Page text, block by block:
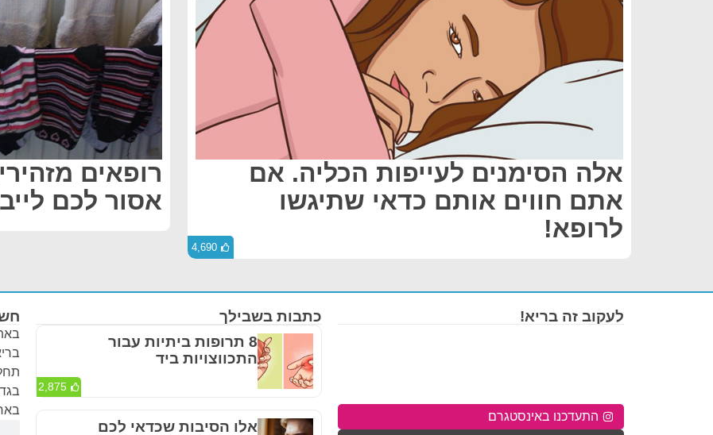
אלה הסימנים לעייפות הכליה. אם
אתם חווים אותם כדאי שתיגשו
לרופא!
4,690
רופאים
אסור לכם
כתבות בשבילך
8 תרופות ביתיות עבור
התכווצויות ביד
2,875
אלו הסיבות שכדאי לכם
לעקוב זה בריא!
התעדכנו באינסטגרם